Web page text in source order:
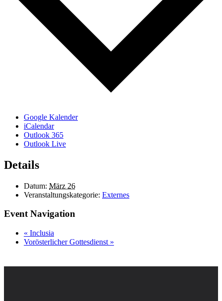
Google Kalender
iCalendar
Outlook 365
Outlook Live
Details
Datum: März 26
Veranstaltungskategorie: Externes
Event Navigation
« Inclusia
Vorösterlicher Gottesdienst »